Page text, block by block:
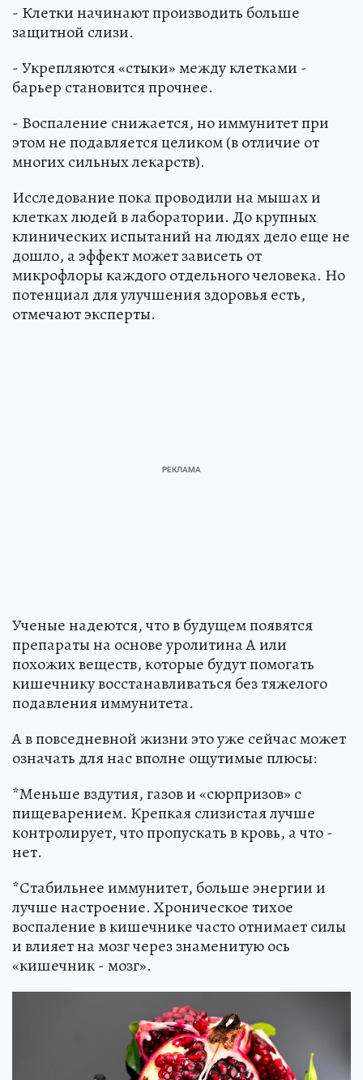
- Клетки начинают производить больше
защитной слизи.
- Укрепляются «стыки» между клетками -
барьер становится прочнее.
- Воспаление снижается, но иммунитет при
этом не подавляется целиком (в отличие от
многих сильных лекарств).
Исследование пока проводили на мышах и
клетках людей в лаборатории. До крупных
клинических испытаний на людях дело еще не
дошло, а эффект может зависеть от
микрофлоры каждого отдельного человека. Но
потенциал для улучшения здоровья есть,
отмечают эксперты.
Ученые надеются, что в будущем появятся
препараты на основе уролитина А или
похожих веществ, которые будут помогать
кишечнику восстанавливаться без тяжелого
подавления иммунитета.
А в повседневной жизни это уже сейчас может
означать для нас вполне ощутимые плюсы:
*Меньше вздутия, газов и «сюрпризов» с
пищеварением. Крепкая слизистая лучше
контролирует, что пропускать в кровь, а что -
нет.
*Стабильнее иммунитет, больше энергии и
лучше настроение. Хроническое тихое
воспаление в кишечнике часто отнимает силы
и влияет на мозг через знаменитую ось
«кишечник - мозг».